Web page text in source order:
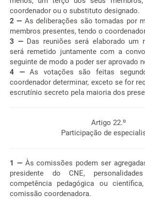
coordenador ou o substituto designado.
2 — As deliberações são tomadas por
membros presentes, tendo o
3 —Das reuniões será elaborado um
será remetido juntamente com a
seguinte de modo a poder ser aprovado
4 —As votações são feitas
coordenador determinar, exceto se for
escrutínio secreto pela maioria dos
Artigo 22.º
Participação de
1 —Às comissões podem ser
presidente do CNE,
competência pedagógica ou
comissão coordenadora.